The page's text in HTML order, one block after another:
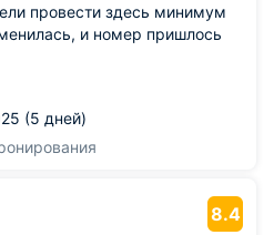
провести здесь минимум
и номер пришлось
проблем. Что запомнится:
тихая среда.
(5 дней)
8.4